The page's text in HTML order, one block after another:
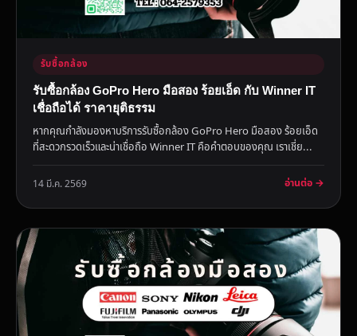
รับซื้อกล้อง
รับซื้อกล้อง GoPro Hero มือสอง ร้อยเอ็ด กับ Winner IT
เชื่อถือได้ ราคายุติธรรม
หากคุณกำลังมองหาบริการรับซื้อกล้อง GoPro Hero มือสอง ร้อยเอ็ด
ที่สะดวกรวดเร็วและน่าเชื่อถือ Winner IT คือคำตอบของคุณ เราเชี่ย...
14 มี.ค. 2569 อ่านต่อ →